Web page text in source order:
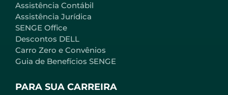
Assistência Contábil
Assistência Jurídica
SENGE Office
Descontos DELL
Carro Zero e Convênios
Guia de Benefícios SENGE
PARA SUA CARREIRA